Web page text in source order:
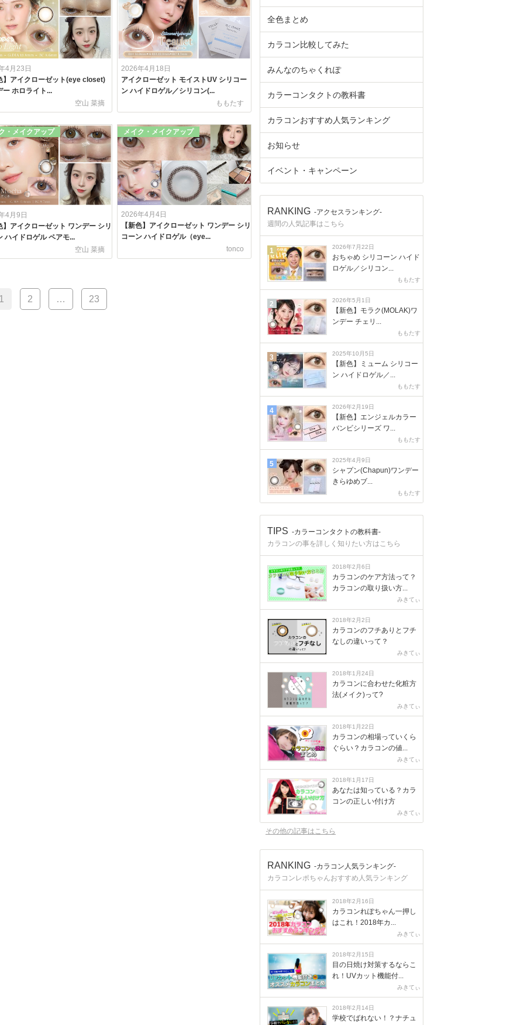
4月23日
】アイクローゼット(eye closet)
ー ホロライト...
空山 菜摘
2026年4月18日
アイクローゼット モイストUV シリコー
ン ハイドロゲル／シリコン(...
ももたす
・メイクアップ
4月9日
】アイクローゼット ワンデー シリ
ハイドロゲル ペアモ...
空山 菜摘
メイク・メイクアップ
2026年4月4日
【新色】アイクローゼット ワンデー シリ
コーン ハイドロゲル（eye...
tonco
2 … 23
全色まとめ
カラコン比較してみた
みんなのちゃくれぽ
カラーコンタクトの教科書
カラコンおすすめ人気ランキング
お知らせ
イベント・キャンペーン
RANKING -アクセスランキング-
週間の人気記事はこちら
1 2026年7月22日
おちゃめ シリコーン ハイド
ロゲル／シリコン...
ももたす
2 2026年5月1日
【新色】モラク(MOLAK)ワ
ンデー チェリ...
ももたす
3 2025年10月5日
【新色】ミューム シリコー
ン ハイドロゲル／...
ももたす
4 2026年2月19日
【新色】エンジェルカラー
バンビシリーズ ワ...
ももたす
5 2025年4月9日
シャプン(Chapun)ワンデー
きらゆめブ...
ももたす
TIPS -カラーコンタクトの教科書-
カラコンの事を詳しく知りたい方はこちら
2018年2月6日
カラコンのケア方法って？
カラコンの取り扱い方...
みきてぃ
2018年2月2日
カラコンのフチありとフチ
なしの違いって？
みきてぃ
2018年1月24日
カラコンに合わせた化粧方
法(メイク)って?
みきてぃ
2018年1月22日
カラコンの相場っていくら
ぐらい？カラコンの値...
みきてぃ
2018年1月17日
あなたは知っている？カラ
コンの正しい付け方
みきてぃ
その他の記事はこちら
RANKING -カラコン人気ランキング-
カラコンレポちゃんおすすめ人気ランキング
2018年2月16日
カラコンれぽちゃん一押し
はこれ！2018年カ...
みきてぃ
2018年2月15日
目の日焼け対策するならこ
れ！UVカット機能付...
みきてぃ
2018年2月14日
学校でばれない！？ナチュ